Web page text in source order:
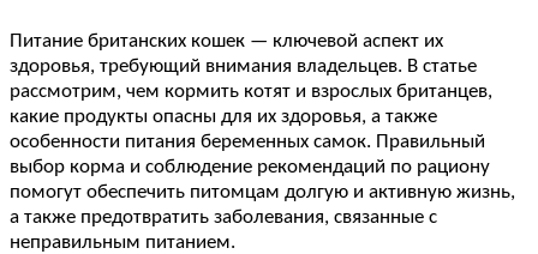
Питание британских кошек — ключевой аспект их
здоровья, требующий внимания владельцев. В статье
рассмотрим, чем кормить котят и взрослых британцев,
какие продукты опасны для их здоровья, а также
особенности питания беременных самок. Правильный
выбор корма и соблюдение рекомендаций по рациону
помогут обеспечить питомцам долгую и активную жизнь,
а также предотвратить заболевания, связанные с
неправильным питанием.